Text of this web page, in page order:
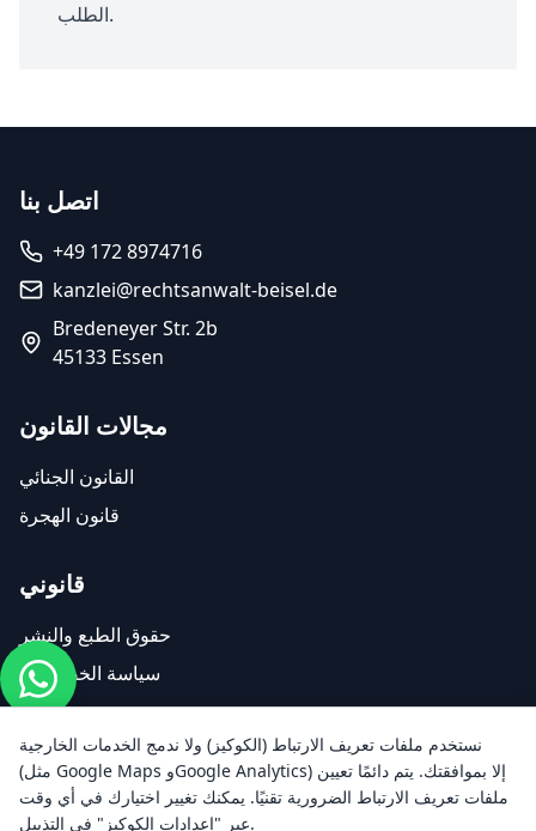
الطلب.
اتصل بنا
+49 172 8974716
kanzlei@rechtsanwalt-beisel.de
Bredeneyer Str. 2b
45133 Essen
مجالات القانون
القانون الجنائي
قانون الهجرة
قانوني
حقوق الطبع والنشر
سياسة الخصوصية
نستخدم ملفات تعريف الارتباط (الكوكيز) ولا ندمج الخدمات الخارجية
(مثل Google Maps وGoogle Analytics) إلا بموافقتك. يتم دائمًا تعيين
ملفات تعريف الارتباط الضرورية تقنيًا. يمكنك تغيير اختيارك في أي وقت
عبر "إعدادات الكوكيز" في التذييل.